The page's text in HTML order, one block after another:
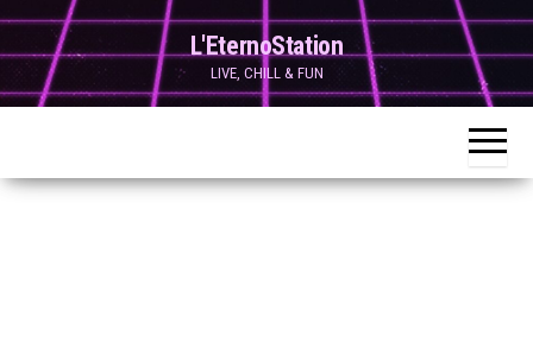
Skip
to
content
L'EternoStation
LIVE, CHILL & FUN